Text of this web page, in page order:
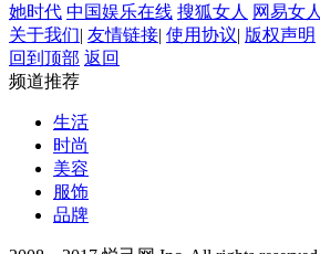
她时代 中国娱乐在线 搜狐女人 网易女人
关于我们| 友情链接| 使用协议| 版权声明
回到顶部 返回
频道推荐
生活
时尚
美容
服饰
品牌